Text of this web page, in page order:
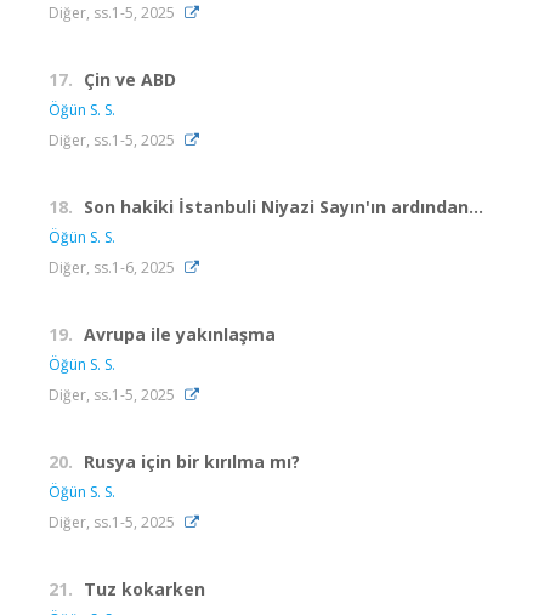
Diğer, ss.1-5, 2025
17. Çin ve ABD
Öğün S. S.
Diğer, ss.1-5, 2025
18. Son hakiki İstanbuli Niyazi Sayın'ın ardından...
Öğün S. S.
Diğer, ss.1-6, 2025
19. Avrupa ile yakınlaşma
Öğün S. S.
Diğer, ss.1-5, 2025
20. Rusya için bir kırılma mı?
Öğün S. S.
Diğer, ss.1-5, 2025
21. Tuz kokarken